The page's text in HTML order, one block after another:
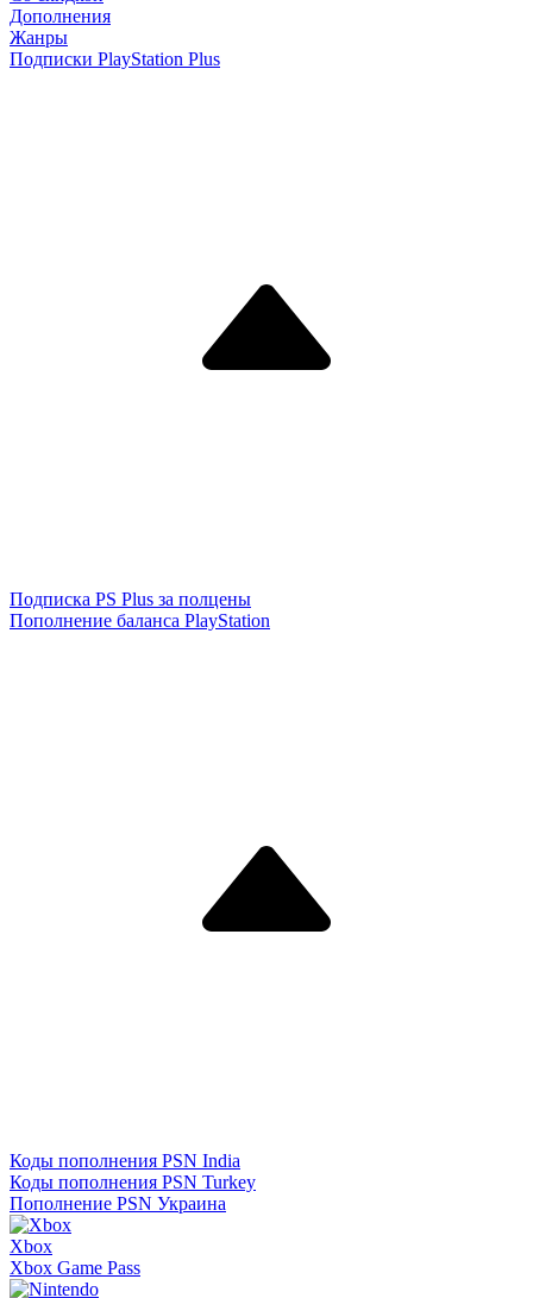
Дополнения
Жанры
Подписки PlayStation Plus
Подписка PS Plus за полцены
Пополнение баланса PlayStation
Коды пополнения PSN India
Коды пополнения PSN Turkey
Пополнение PSN Украина
Xbox
Xbox Game Pass